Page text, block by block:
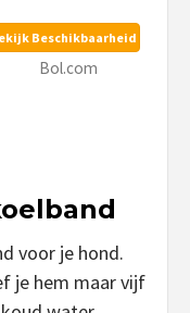
Beschikbaarheid
Bol.com
voor je hond.
je hem maar vijf